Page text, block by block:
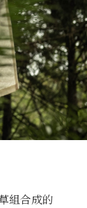
組合成的